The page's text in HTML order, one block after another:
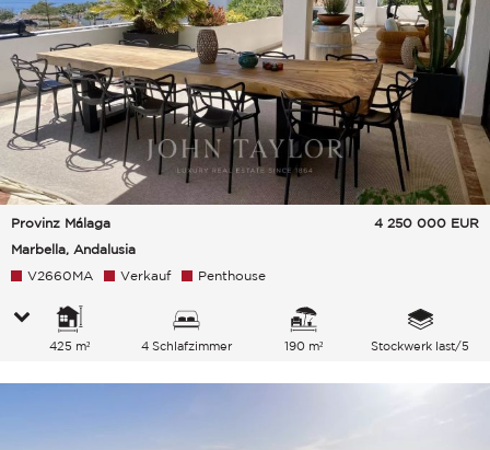
Provinz Málaga
Marbella, Andalusia
4 250 000 EUR
V2660MA Verkauf Penthouse
425 m² 4 Schlafzimmer 190 m² Stockwerk last/5